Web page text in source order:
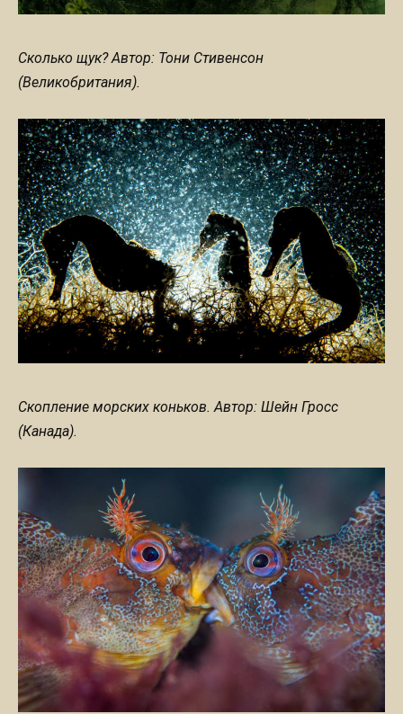
Сколько щук? Автор: Тони Стивенсон
(Великобритания).
Скопление морских коньков. Автор: Шейн Гросс
(Канада).